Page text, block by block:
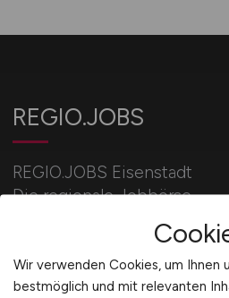
REGIO.JOBS
REGIO.JOBS Eisenstadt
Die regionale Jobbörse.
Aktuelle Stellengebote aus
Wir verwenden Cookies, um Ihnen
bestmöglich und mit relevanten